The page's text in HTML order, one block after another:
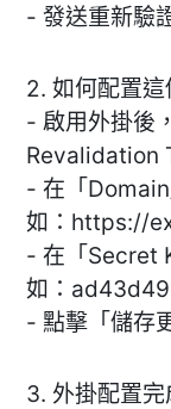
- 發送重新驗
2. 如何配置這
- 啟用外掛後
Revalidation
- 在「
如：https://
- 在「Secret
如：
- 點擊「儲存
3. 外掛配置完